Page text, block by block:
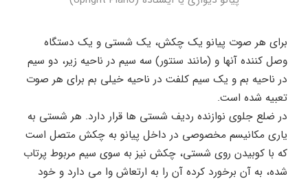
برای هر صوت پیانو یک چکش، یک شستی و یک دستگاه
وصل کننده آنها و (مانند سنتور) سه سیم در ناحیه زیر، دو سیم
در ناحیه بم و یک سیم کلفت در ناحیه خیلی بم برای هر صوت
تعبیه شده است.
در ضلع جلوی نوازنده ردیف شستی ها قرار دارد. هر شستی به
یاری مکانیسم مخصوصی در داخل پیانو به چکش متصل است
که با کوبیدن روی شستی، چکش نیز به سوی سیم مربوط پرتاب
شده، به آن برخورد کرده آن را به ارتعاش وا می دارد و خود